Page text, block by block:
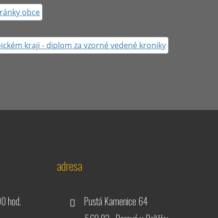
hod.
adresa
Pustá Kamenice 64